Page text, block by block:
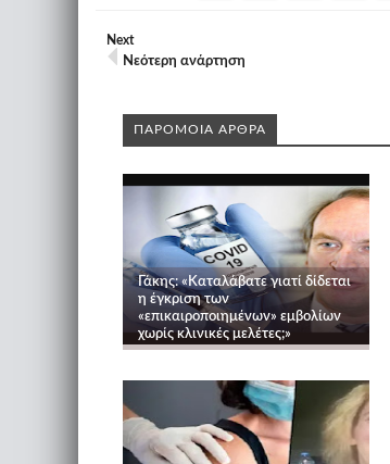
Next
Νεότερη ανάρτηση
ΠΑΡΟΜΟΙΑ ΑΡΘΡΑ
Γάκης: «Καταλάβατε γιατί δίδεται
η έγκριση των
«επικαιροποιημένων» εμβολίων
χωρίς κλινικές μελέτες;»